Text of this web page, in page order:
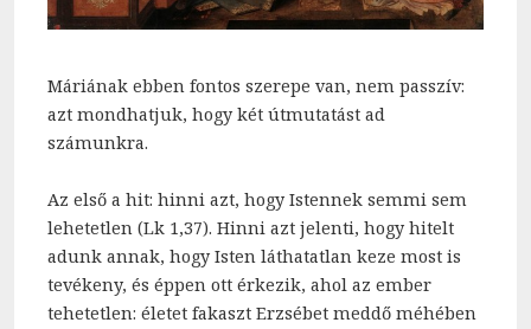
Máriának ebben fontos szerepe van, nem passzív:
azt mondhatjuk, hogy két útmutatást ad
számunkra.
Az első a hit: hinni azt, hogy Istennek semmi sem
lehetetlen (Lk 1,37). Hinni azt jelenti, hogy hitelt
adunk annak, hogy Isten láthatatlan keze most is
tevékeny, és éppen ott érkezik, ahol az ember
tehetetlen: életet fakaszt Erzsébet meddő méhében